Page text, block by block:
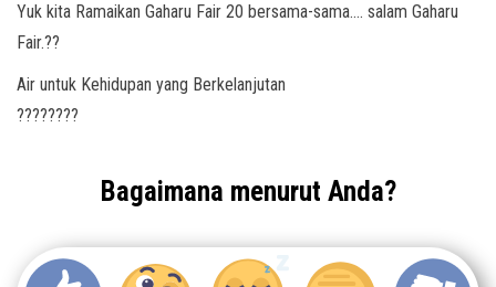
Yuk kita Ramaikan Gaharu Fair 20 bersama-sama…. salam Gaharu
Fair.??
Air untuk Kehidupan yang Berkelanjutan
????????
Bagaimana menurut Anda?